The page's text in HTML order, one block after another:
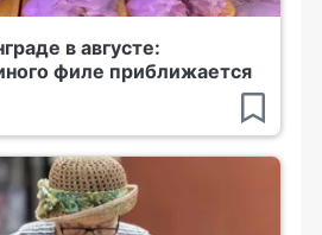
в августе:
филе приближается